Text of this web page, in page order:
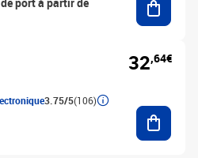
3.75/5(106)
32,64€